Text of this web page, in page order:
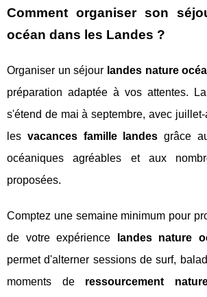
Comment organiser son
océan dans les Landes ?
Organiser un séjour landes nature
préparation adaptée à vos attentes.
s'étend de mai à septembre, avec
les vacances famille landes grâce
océaniques agréables et aux
proposées.
Comptez une semaine minimum pour
de votre expérience
landes nature
permet d'alterner sessions de surf,
moments de ressourcement